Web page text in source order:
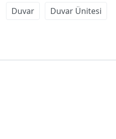
Duvar Duvar Ünitesi